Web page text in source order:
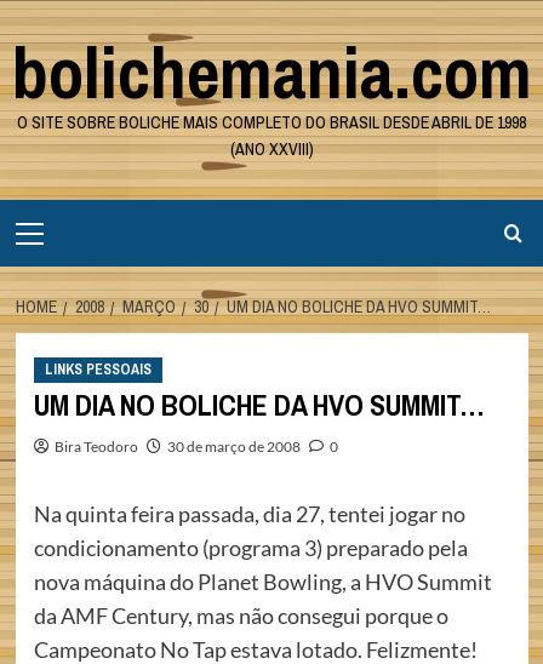
Skip
to
content
bolichemania.com
O SITE SOBRE BOLICHE MAIS COMPLETO DO BRASIL DESDE ABRIL DE 1998
(ANO XXVIII)
Menu
HOME 2008 MARÇO 30 UM DIA NO BOLICHE DA HVO SUMMIT…
LINKS PESSOAIS
UM DIA NO BOLICHE DA HVO SUMMIT…
Bira Teodoro 30 de março de 2008 0
Na quinta feira passada, dia 27, tentei jogar no
condicionamento (programa 3) preparado pela
nova máquina do Planet Bowling, a HVO Summit
da AMF Century, mas não consegui porque o
Campeonato No Tap estava lotado. Felizmente!